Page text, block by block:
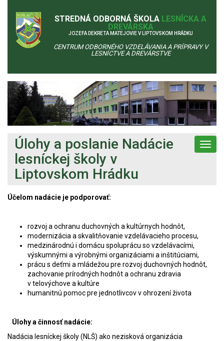
STREDNÁ ODBORNÁ ŠKOLA LESNÍCKA A
DREVÁRSKA
JOZEFA DEKRETA MATEJOVIE V LIPTOVSKOM HRÁDKU
CENTRUM ODBORNÉHO VZDELÁVANIA A PRÍPRAVY V
LESNÍCTVE A DREVÁRSTVE
Úlohy a poslanie Nadácie
lesníckej školy v
Liptovskom Hrádku
Účelom nadácie je podporovať:
rozvoj a ochranu duchovných a kultúrnych hodnôt,
modernizácia a skvalitňovanie vzdelávacieho procesu,
medzinárodnú i domácu spoluprácu so vzdelávacími,
výskumnými a výrobnými organizáciami a inštitúciami,
prácu s deťmi a mládežou pre rozvoj duchovných hodnôt,
zachovanie prírodných hodnôt a ochranu zdravia
v telovýchove a kultúre
humanitnú pomoc pre jednotlivcov v ohrození života
Úlohy a činnosť nadácie:
Nadácia lesníckej školy (NLŠ) ako nezisková organizácia